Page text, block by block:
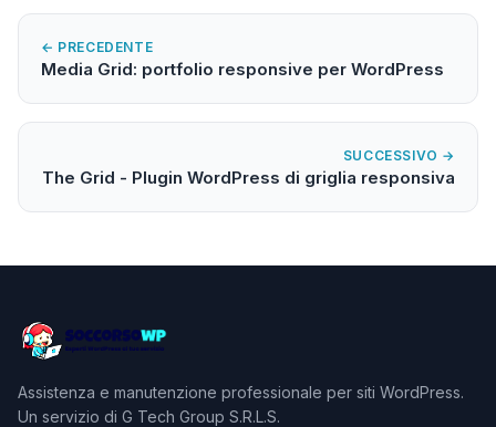
← PRECEDENTE
Media Grid: portfolio responsive per WordPress
SUCCESSIVO →
The Grid - Plugin WordPress di griglia responsiva
Assistenza e manutenzione professionale per siti WordPress.
Un servizio di G Tech Group S.R.L.S.